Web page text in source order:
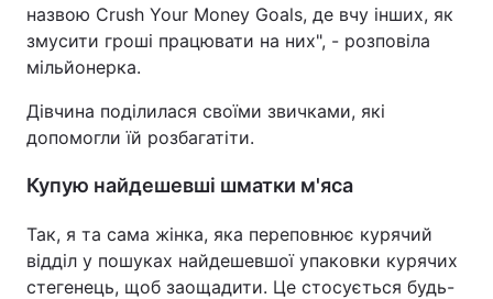
назвою Crush Your Money Goals, де вчу інших, як
змусити гроші працювати на них", - розповіла
мільйонерка.
Дівчина поділилася своїми звичками, які
допомогли їй розбагатіти.
Купую найдешевші шматки м'яса
Так, я та сама жінка, яка переповнює курячий
відділ у пошуках найдешевшої упаковки курячих
стегенець, щоб заощадити. Це стосується будь-